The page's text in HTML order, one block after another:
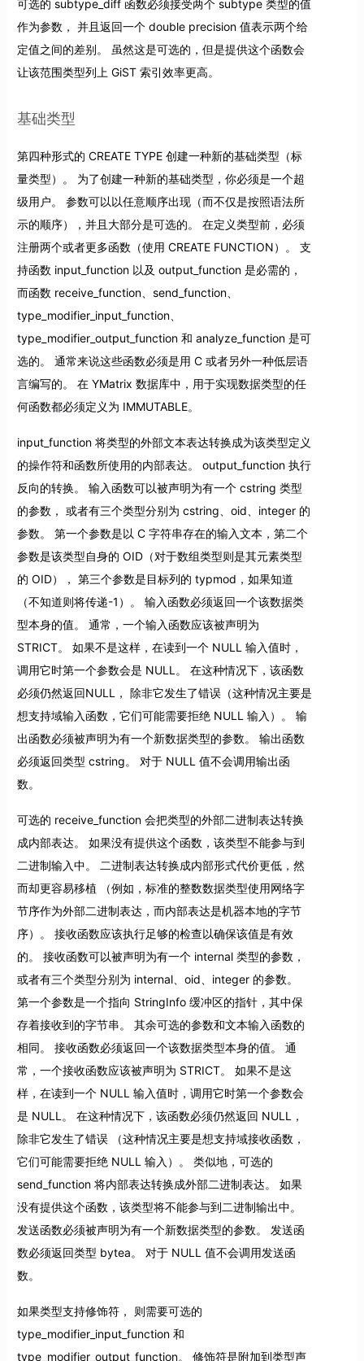
可选的 subtype_diff 函数必须接受两个 subtype 类型的值
作为参数， 并且返回一个 double precision 值表示两个给
定值之间的差别。 虽然这是可选的，但是提供这个函数会
让该范围类型列上 GiST 索引效率更高。
基础类型
第四种形式的 CREATE TYPE 创建一种新的基础类型（标
量类型）。 为了创建一种新的基础类型，你必须是一个超
级用户。 参数可以以任意顺序出现（而不仅是按照语法所
示的顺序），并且大部分是可选的。 在定义类型前，必须
注册两个或者更多函数（使用 CREATE FUNCTION）。 支
持函数 input_function 以及 output_function 是必需的，
而函数 receive_function、send_function、
type_modifier_input_function、
type_modifier_output_function 和 analyze_function 是可
选的。 通常来说这些函数必须是用 C 或者另外一种低层语
言编写的。 在 YMatrix 数据库中，用于实现数据类型的任
何函数都必须定义为 IMMUTABLE。
input_function 将类型的外部文本表达转换成为该类型定义
的操作符和函数所使用的内部表达。 output_function 执行
反向的转换。 输入函数可以被声明为有一个 cstring 类型
的参数， 或者有三个类型分别为 cstring、oid、integer 的
参数。 第一个参数是以 C 字符串存在的输入文本，第二个
参数是该类型自身的 OID（对于数组类型则是其元素类型
的 OID）， 第三个参数是目标列的 typmod，如果知道
（不知道则将传递-1）。 输入函数必须返回一个该数据类
型本身的值。 通常，一个输入函数应该被声明为
STRICT。 如果不是这样，在读到一个 NULL 输入值时，
调用它时第一个参数会是 NULL。 在这种情况下，该函数
必须仍然返回NULL， 除非它发生了错误（这种情况主要是
想支持域输入函数，它们可能需要拒绝 NULL 输入）。 输
出函数必须被声明为有一个新数据类型的参数。 输出函数
必须返回类型 cstring。 对于 NULL 值不会调用输出函
数。
可选的 receive_function 会把类型的外部二进制表达转换
成内部表达。 如果没有提供这个函数，该类型不能参与到
二进制输入中。 二进制表达转换成内部形式代价更低，然
而却更容易移植 （例如，标准的整数数据类型使用网络字
节序作为外部二进制表达，而内部表达是机器本地的字节
序）。 接收函数应该执行足够的检查以确保该值是有效
的。 接收函数可以被声明为有一个 internal 类型的参数，
或者有三个类型分别为 internal、oid、integer 的参数。
第一个参数是一个指向 StringInfo 缓冲区的指针，其中保
存着接收到的字节串。 其余可选的参数和文本输入函数的
相同。 接收函数必须返回一个该数据类型本身的值。 通
常，一个接收函数应该被声明为 STRICT。 如果不是这
样，在读到一个 NULL 输入值时，调用它时第一个参数会
是 NULL。 在这种情况下，该函数必须仍然返回 NULL，
除非它发生了错误 （这种情况主要是想支持域接收函数，
它们可能需要拒绝 NULL 输入）。 类似地，可选的
send_function 将内部表达转换成外部二进制表达。 如果
没有提供这个函数，该类型将不能参与到二进制输出中。
发送函数必须被声明为有一个新数据类型的参数。 发送函
数必须返回类型 bytea。 对于 NULL 值不会调用发送函
数。
如果类型支持修饰符， 则需要可选的
type_modifier_input_function 和
type_modifier_output_function。 修饰符是附加到类型声